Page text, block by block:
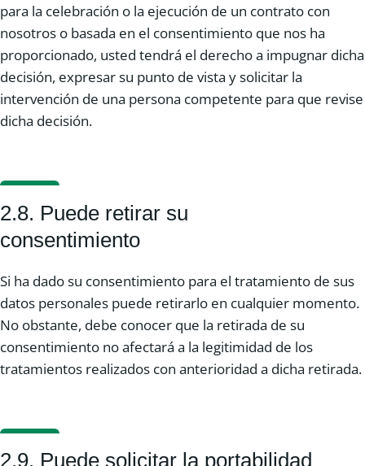
para la celebración o la ejecución de un contrato con
nosotros o basada en el consentimiento que nos ha
proporcionado, usted tendrá el derecho a impugnar dicha
decisión, expresar su punto de vista y solicitar la
intervención de una persona competente para que revise
dicha decisión.
2.8. Puede retirar su
consentimiento
Si ha dado su consentimiento para el tratamiento de sus
datos personales puede retirarlo en cualquier momento.
No obstante, debe conocer que la retirada de su
consentimiento no afectará a la legitimidad de los
tratamientos realizados con anterioridad a dicha retirada.
2.9. Puede solicitar la portabilidad